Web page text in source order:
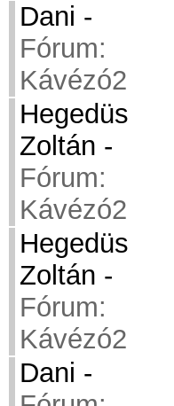
Dani -
Fórum:
Kávézó2
Hegedüs
Zoltán -
Fórum:
Kávézó2
Hegedüs
Zoltán -
Fórum:
Kávézó2
Dani -